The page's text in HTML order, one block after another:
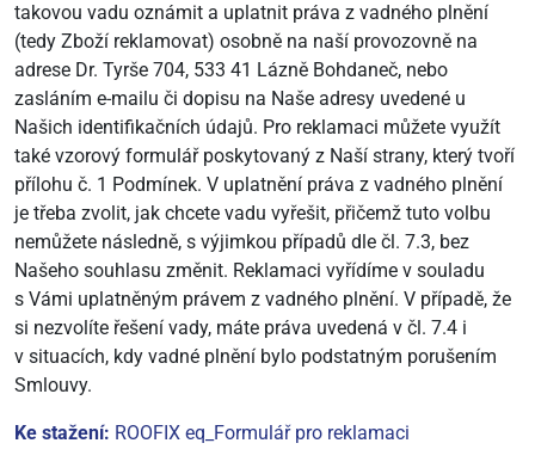
takovou vadu oznámit a uplatnit práva z vadného plnění
(tedy Zboží reklamovat) osobně na naší provozovně na
adrese Dr. Tyrše 704, 533 41 Lázně Bohdaneč, nebo
zasláním e-mailu či dopisu na Naše adresy uvedené u
Našich identifikačních údajů. Pro reklamaci můžete využít
také vzorový formulář poskytovaný z Naší strany, který tvoří
přílohu č. 1 Podmínek. V uplatnění práva z vadného plnění
je třeba zvolit, jak chcete vadu vyřešit, přičemž tuto volbu
nemůžete následně, s výjimkou případů dle čl. 7.3, bez
Našeho souhlasu změnit. Reklamaci vyřídíme v souladu
s Vámi uplatněným právem z vadného plnění. V případě, že
si nezvolíte řešení vady, máte práva uvedená v čl. 7.4 i
v situacích, kdy vadné plnění bylo podstatným porušením
Smlouvy.
Ke stažení: ROOFIX eq_Formulář pro reklamaci